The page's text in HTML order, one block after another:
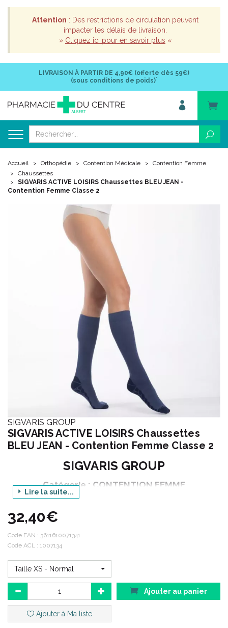
Attention : Des restrictions de circulation peuvent
impacter les délais de livraison.
» Cliquez ici pour en savoir plus «
LIVRAISON À PARTIR DE 4,90€ (offerte dès 59€)
(sous conditions de poids)*
Accueil Orthopédie Contention Médicale
Contention Femme
Chaussettes
SIGVARIS ACTIVE LOISIRS Chaussettes BLEU JEAN -
Contention Femme Classe 2
SIGVARIS GROUP
SIGVARIS ACTIVE LOISIRS Chaussettes
BLEU JEAN - Contention Femme Classe 2
SIGVARIS GROUP
Catégorie : CONTENTION FEMME
Gamme : ACTIVE
Produit : CHAUSSETTES
Active :
Les "Active" : ces produits techniques sont spécialement conçus
pour être portés dans des moments de loisirs et accompagner
les patientes dans toutes leurs activités.
Lire la suite...
32,40€
Code EAN : 3611610071341
Code ACL : 1007134
Taille XS - Normal
Ajouter au panier
Ajouter à Ma liste